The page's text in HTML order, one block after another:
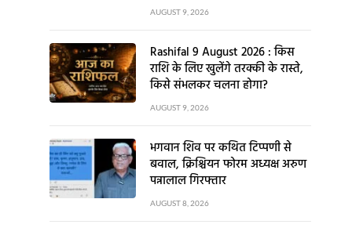
AUGUST 9, 2026
Rashifal 9 August 2026 : किस
राशि के लिए खुलेंगे तरक्की के रास्ते,
किसे संभलकर चलना होगा?
AUGUST 9, 2026
भगवान शिव पर कथित टिप्पणी से
बवाल, क्रिश्चियन फोरम अध्यक्ष अरुण
पन्नालाल गिरफ्तार
AUGUST 8, 2026